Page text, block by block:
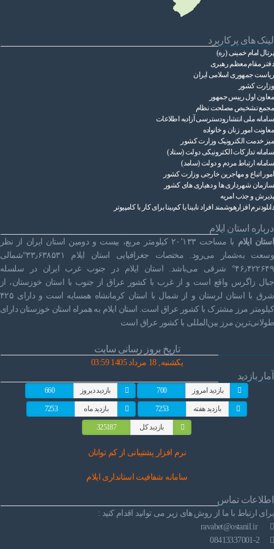
لینک های پرکاربرد
پرتال امام خمینی (ره)
دفتر مقام معظم رهبری
ریاست ‌جمهوری اسلامی ایران
وزارت کشور
معاون اول رییس جمهور
مجمع تشخیص مصلحت نظام
سامانه ملی انتشارودسترسی آزادبه اطلاعات
معاونت امور زنان و خانواده
میز خدمت الکترونیک وزارت کشور
سامانه تدارکات الکترونیکی دولت (ستاد)
سامانه ارتباط مردم و دولت (سامد)
امور اتباع و مهاجرین خارجی وزارت کشور
سازمان شهرداری ها و دهیاری های کشور
پذیرش و جذب امریه
دانلودنرم افزارهوشمند افراد نابینا یا کم‌بینا برای کار با کامپیوتر
درباره استان ایلام
استان ایلام
با مساحت ۲۰٬۱۳۳ کیلومتر مربع، بیست و دومین استان ایران از نظر
وسعت به‌شمار می‌رود. مختصات جغرافیایی استان ایلام ۳۳٫۶۳۸۵۳۱°شمالی
۴۶٫۴۲۲۶۴۹° شرقی می‌باشد. استان ایلام در جنوب غرب ایران در سلسله
جبال زاگرس واقع است و از غرب با کشور عراق از جنوب با استان خوزستان، از
شرق با استان لرستان و از شمال با استان کرمانشاه همسایه است و دارای ۴۲۵
کیلومتر مرز مشترک با کشور عراق است. استان ایلام به همراه استان خوزستان دارای
طولانی‌ترین مرز بین‌المللی با کشور عراق است
تاریخ بروز رسانی سایت
یکشنبه, 18 مرداد 1405 03:59
آمار بازدید
بازدید امروز 700 بازدید دیروز 660
بازدید هفته 7253 بازدید ماه 7253
بازدید کل 325187
نرم افز ار پشتیبانی از کم توانان
سامانه شفافیت استانداری ایلام
اطلاعات تماس
برای ارتباط با ما از روش های زیر می توانید اقدام کنید :
ravabet@ostanil.ir
بخشنامه ها
اسناد بالادستی